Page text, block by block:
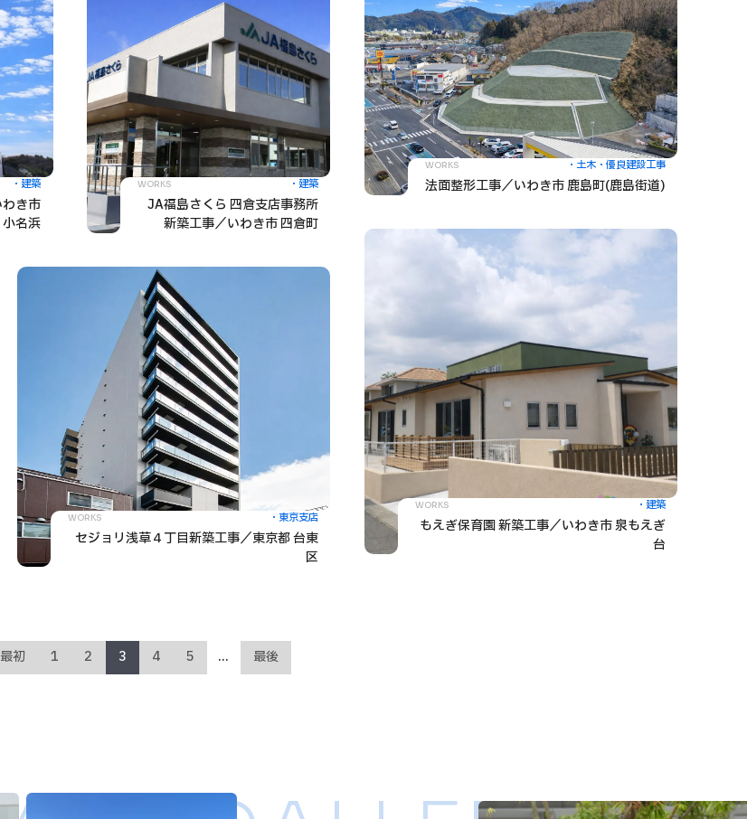
建築
き市
小名浜
WORKS 建築
JA福島さくら 四倉支店事務所
新築工事／いわき市 四倉町
WORKS 土木 優良建設工事
法面整形工事／いわき市 鹿島町(鹿島街道)
WORKS 東京支店
セジョリ浅草４丁目新築工事／東京都 台東
区
WORKS 建築
もえぎ保育園 新築工事／いわき市 泉もえぎ
台
最初 1 2 3 4 5 ... 最後